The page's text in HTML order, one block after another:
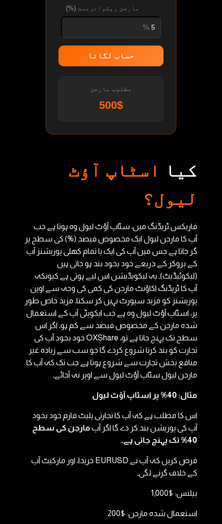
مارجن ریکوائرمنٹ (%)
حساب لگانا
مطلوب مارجن
500$
کیا
اسٹاپ آؤٹ
لیول؟
فاریکس ٹریڈنگ میں، سٹاپ آؤٹ لیول وہ ہوتا ہے جب
آپ کا مارجن لیول ایک مخصوص فیصد (%) کی سطح پر
گر جاتا ہے جس میں آپ کی ایک یا تمام کھلی پوزیشنز آپ
کے بروکر کے ذریعے خود بخود بند ہو جاتی ہیں
(لیکوئیڈیٹ)۔ یہ لیکویڈیشن اس لیے ہوتی ہے کیونکہ
آپ کا ٹریڈنگ اکاؤنٹ مارجن کی کمی کی وجہ سے اوپن
پوزیشنز کو مزید سپورٹ نہیں کر سکتا۔ مزید خاص طور
پر، اسٹاپ آؤٹ لیول وہ ہے جب ایکویٹی آپ کے استعمال
شدہ مارجن کے مخصوص فیصد سے کم ہو۔ اگر اس
سطح تک پہنچ جاتا ہے تو، OXShare خود بخود آپ کی
تجارت کو بند کرنا شروع کردے گا جو سب سے زیادہ غیر
منافع بخش تجارت سے شروع ہوتا ہے جب تک کہ آپ کا
مارجن لیول سٹاپ آؤٹ لیول سے اوپر نہ آجائے۔
مثال: 40% پر اسٹاپ آؤٹ لیول
اس کا مطلب ہے کہ آپ کا تجارتی پلیٹ فارم خود بخود
آپ کی پوزیشن بند کر دے گا اگر آپ مارجن کی سطح
40% تک پہنچ جاتی ہے۔
.
فرض کریں کہ آپ نے EURUSD خریدا، اور مارکیٹ آپ
کے خلاف گرنے لگی۔
بیلنس: $1,000
استعمال شدہ مارجن: $200